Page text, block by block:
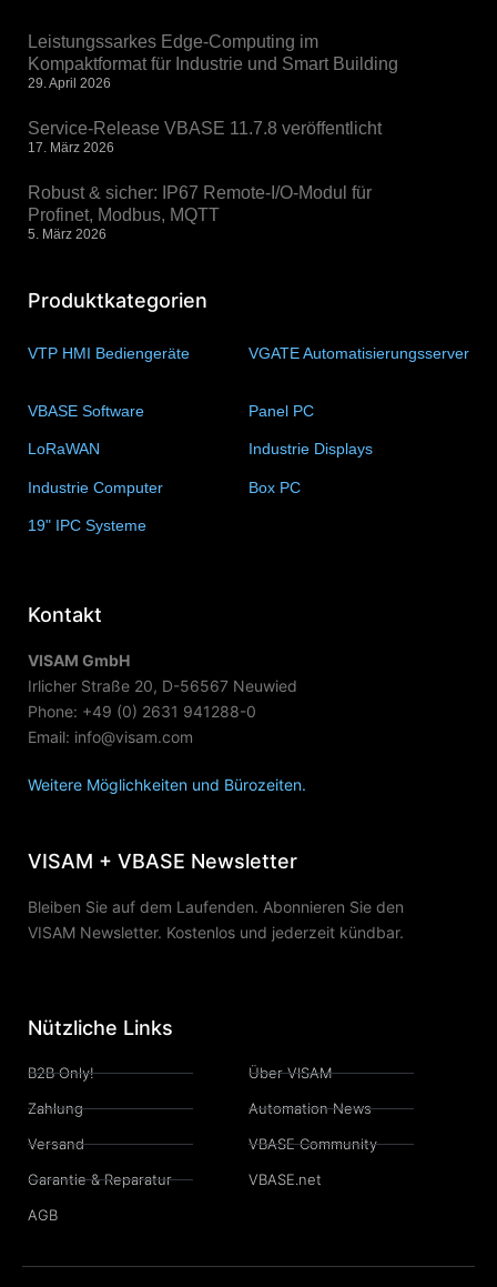
Leistungssarkes Edge-Computing im
Kompaktformat für Industrie und Smart Building
29. April 2026
Service-Release VBASE 11.7.8 veröffentlicht
17. März 2026
Robust & sicher: IP67 Remote-I/O-Modul für
Profinet, Modbus, MQTT
5. März 2026
Produktkategorien
VTP HMI Bediengeräte
VGATE Automatisierungsserver
VBASE Software Panel PC
LoRaWAN Industrie Displays
Industrie Computer Box PC
19" IPC Systeme
Kontakt
VISAM GmbH
Irlicher Straße 20, D-56567 Neuwied
Phone: +49 (0) 2631 941288-0
Email: info@visam.com
Weitere Möglichkeiten und Bürozeiten.
VISAM + VBASE Newsletter
Bleiben Sie auf dem Laufenden. Abonnieren Sie den
VISAM Newsletter. Kostenlos und jederzeit kündbar.
Nützliche Links
B2B Only!
Zahlung
Versand
Garantie & Reparatur
AGB
Über VISAM
Automation News
VBASE Community
VBASE.net